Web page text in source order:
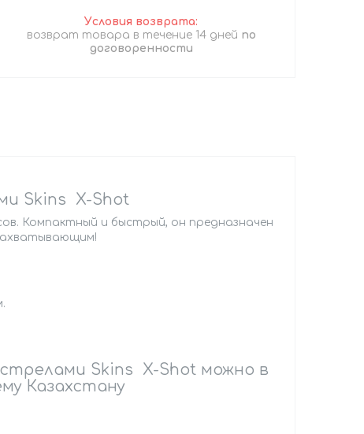
возврат товара в течение 14 дней по
договоренности
Skins X-Shot
Компактный и быстрый, он предназначен
Skins X-Shot можно в
Казахстану